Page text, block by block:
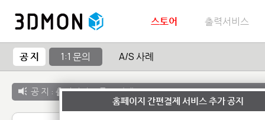
스토어 출력서비스
공 지 1:1 문의 A/S 사례
공 지 : 출력서비스 종료 안내
홈페이지 간편결제 서비스 추가 공지